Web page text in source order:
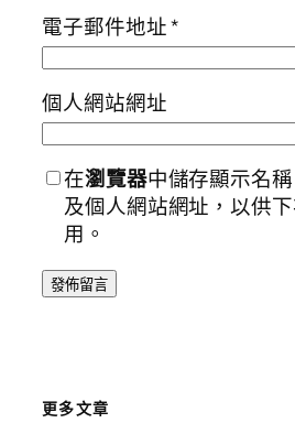
電子郵件地址*
個人網站網址
在瀏覽器中儲存顯示名
及個人網站網址，以供
用。
更多文章